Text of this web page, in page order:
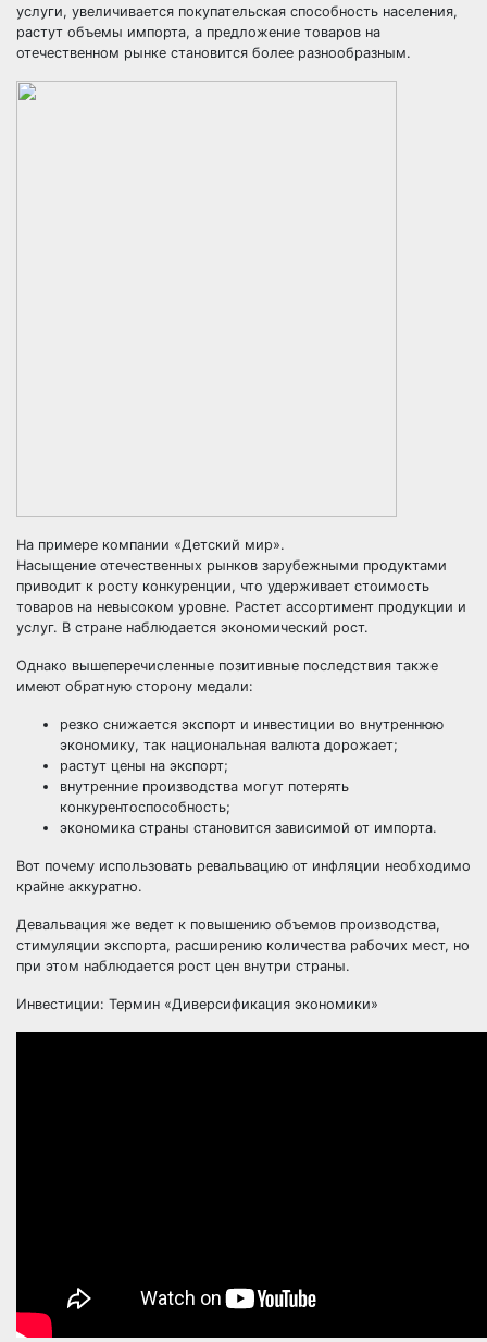
услуги, увеличивается покупательская способность населения,
растут объемы импорта, а предложение товаров на
отечественном рынке становится более разнообразным.
На примере компании «Детский мир».
Насыщение отечественных рынков зарубежными продуктами
приводит к росту конкуренции, что удерживает стоимость
товаров на невысоком уровне. Растет ассортимент продукции и
услуг. В стране наблюдается экономический рост.
Однако вышеперечисленные позитивные последствия также
имеют обратную сторону медали:
резко снижается экспорт и инвестиции во внутреннюю
экономику, так национальная валюта дорожает;
растут цены на экспорт;
внутренние производства могут потерять
конкурентоспособность;
экономика страны становится зависимой от импорта.
Вот почему использовать ревальвацию от инфляции необходимо
крайне аккуратно.
Девальвация же ведет к повышению объемов производства,
стимуляции экспорта, расширению количества рабочих мест, но
при этом наблюдается рост цен внутри страны.
Инвестиции: Термин «Диверсификация экономики»